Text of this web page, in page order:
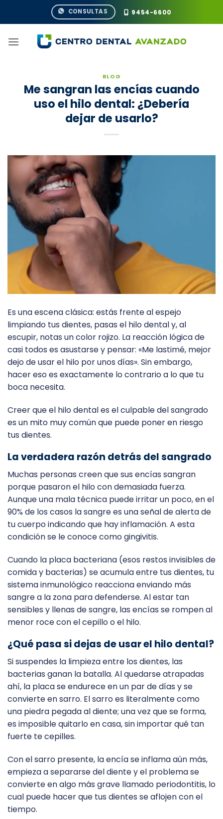
CONSULTAS 9454-6600
BLOG
Me sangran las encías cuando
uso el hilo dental: ¿Debería
dejar de usarlo?
Es una escena clásica: estás frente al espejo
limpiando tus dientes, pasas el hilo dental y, al
escupir, notas un color rojizo. La reacción lógica de
casi todos es asustarse y pensar: «Me lastimé, mejor
dejo de usar el hilo por unos días». Sin embargo,
hacer eso es exactamente lo contrario a lo que tu
boca necesita.
Creer que el hilo dental es el culpable del sangrado
es un mito muy común que puede poner en riesgo
tus dientes.
La verdadera razón detrás del sangrado
Muchas personas creen que sus encías sangran
porque pasaron el hilo con demasiada fuerza.
Aunque una mala técnica puede irritar un poco, en el
90% de los casos la sangre es una señal de alerta de
tu cuerpo indicando que hay inflamación. A esta
condición se le conoce como gingivitis.
Cuando la placa bacteriana (esos restos invisibles de
comida y bacterias) se acumula entre tus dientes, tu
sistema inmunológico reacciona enviando más
sangre a la zona para defenderse. Al estar tan
sensibles y llenas de sangre, las encías se rompen al
menor roce con el cepillo o el hilo.
¿Qué pasa si dejas de usar el hilo dental?
Si suspendes la limpieza entre los dientes, las
bacterias ganan la batalla. Al quedarse atrapadas
ahí, la placa se endurece en un par de días y se
convierte en sarro. El sarro es literalmente como
una piedra pegada al diente; una vez que se forma,
es imposible quitarlo en casa, sin importar qué tan
fuerte te cepilles.
Con el sarro presente, la encía se inflama aún más,
empieza a separarse del diente y el problema se
convierte en algo más grave llamado periodontitis, lo
cual puede hacer que tus dientes se aflojen con el
tiempo.